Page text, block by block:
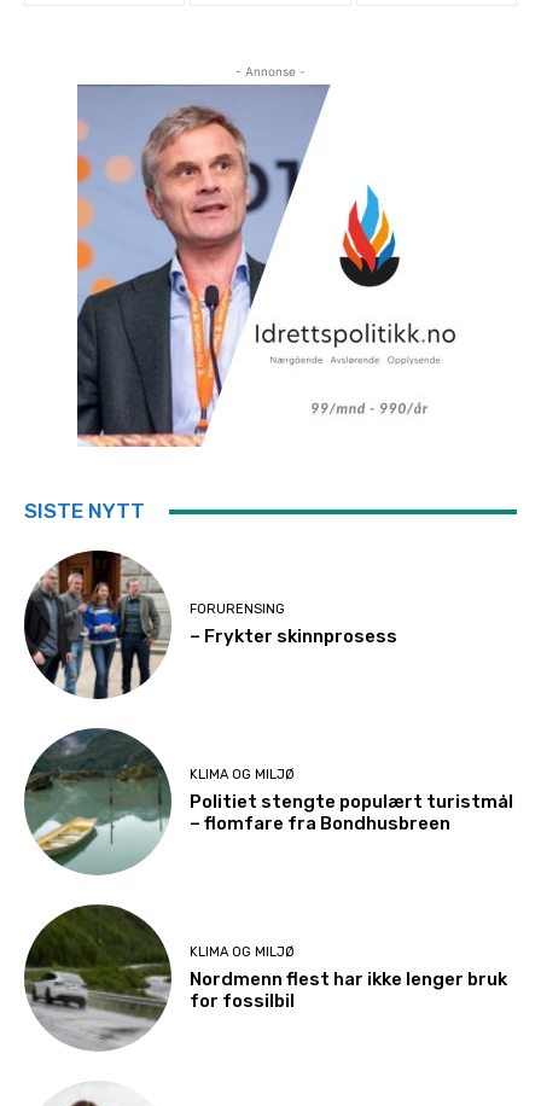
- Annonse -
SISTE NYTT
FORURENSING
– Frykter skinnprosess
KLIMA OG MILJØ
Politiet stengte populært turistmål
– flomfare fra Bondhusbreen
KLIMA OG MILJØ
Nordmenn flest har ikke lenger bruk
for fossilbil